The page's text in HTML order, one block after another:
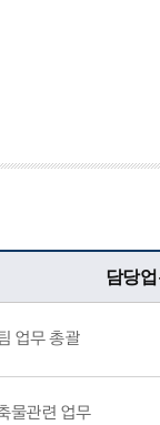
담당
업무 총괄
물관련 업무